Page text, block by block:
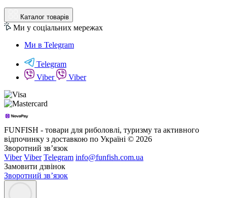
Каталог товарів
Ми у соціальних мережах
Ми в Telegram
Telegram
Viber
Viber
FUNFISH - товари для риболовлі, туризму та активного
відпочинку з доставкою по Україні © 2026
Зворотний зв’язок
Viber Viber Telegram info@funfish.com.ua
Замовити дзвінок
Зворотний зв’язок